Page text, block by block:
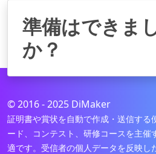
準備はできま
か？
© 2016 - 2025 DiMaker
証明書や賞状を自動で作成・送信する
ード、コンテスト、研修コースを主催
適です。受信者の個人データを反映し